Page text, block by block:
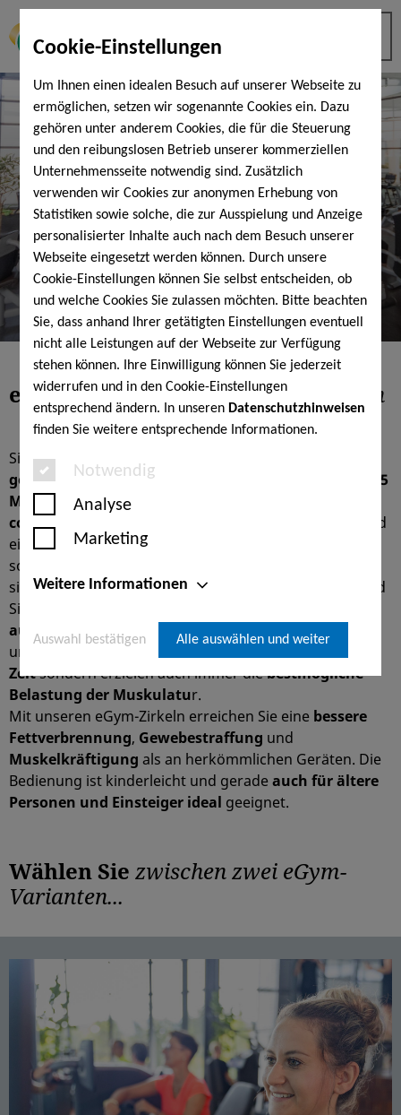
Cookie-Einstellungen
Um Ihnen einen idealen Besuch auf unserer Webseite zu
ermöglichen, setzen wir sogenannte Cookies ein. Dazu
gehören unter anderem Cookies, die für die Steuerung
und den reibungslosen Betrieb unserer kommerziellen
Unternehmensseite notwendig sind. Zusätzlich
verwenden wir Cookies zur anonymen Erhebung von
Statistiken sowie solche, die zur Ausspielung und Anzeige
personalisierter Inhalte auch nach dem Besuch unserer
Webseite eingesetzt werden können. Durch unsere
Cookie-Einstellungen können Sie selbst entscheiden, ob
und welche Cookies Sie zulassen möchten. Bitte beachten
Sie, dass anhand Ihrer getätigten Einstellungen eventuell
nicht alle Leistungen auf der Webseite zur Verfügung
stehen können. Ihre Einwilligung können Sie jederzeit
widerrufen und in den Cookie-Einstellungen
entsprechend ändern. In unseren Datenschutzhinweisen
finden Sie weitere entsprechende Informationen.
Notwendig
Analyse
Marketing
Weitere Informationen
Auswahl bestätigen Alle auswählen und weiter
eGym- schnell und effektiv trainieren
Sie möchten Ihr
gestaltenundschnell Ihre Ziele
in 15
Minuten fitwerden? Die
computergesteuerten eGym-Geräte
sind bequem und
einfach zu bedienen. Ihr
sowie alle auf Sie
sindauf Ihrem persönlichen Chip gespeichert
. Sobald
Sie Ihren Chip auflegen, stellen sich die
automatisch ein, wählen die richtige Sitzeinstellung
und das passende Gewicht.
Zeitsondern erzielen auch immer diebestmögliche
Belastung der Muskulatur.
Mit unseren eGym-Zirkeln erreichen Sie eine bessere
Fettverbrennung, Gewebestraffung und
Muskelkräftigung als an herkömmlichen Geräten. Die
Bedienung ist kinderleicht und geradeauch für ältere
Personen und Einsteiger ideal geeignet.
Wählen Sie zwischen zwei eGym-
Varianten...